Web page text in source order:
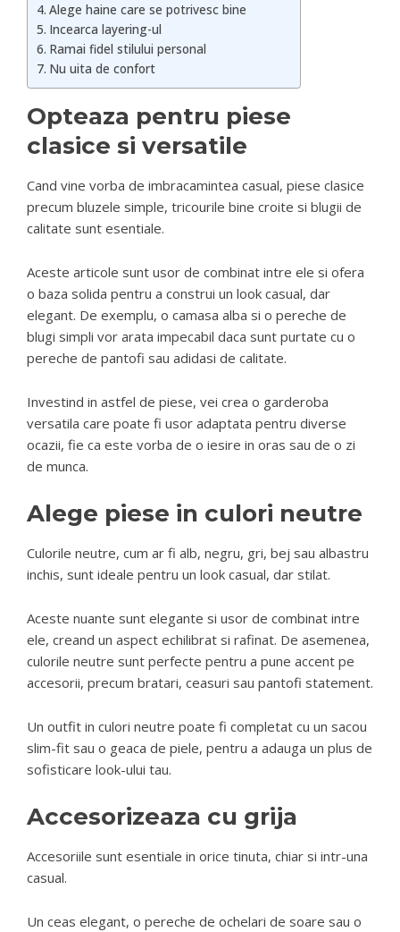
Alege haine care se potrivesc bine
Incearca layering-ul
Ramai fidel stilului personal
Nu uita de confort
Opteaza pentru piese
clasice si versatile
Cand vine vorba de imbracamintea casual, piese clasice
precum bluzele simple, tricourile bine croite si blugii de
calitate sunt esentiale.
Aceste articole sunt usor de combinat intre ele si ofera
o baza solida pentru a construi un look casual, dar
elegant. De exemplu, o camasa alba si o pereche de
blugi simpli vor arata impecabil daca sunt purtate cu o
pereche de pantofi sau adidasi de calitate.
Investind in astfel de piese, vei crea o garderoba
versatila care poate fi usor adaptata pentru diverse
ocazii, fie ca este vorba de o iesire in oras sau de o zi
de munca.
Alege piese in culori neutre
Culorile neutre, cum ar fi alb, negru, gri, bej sau albastru
inchis, sunt ideale pentru un look casual, dar stilat.
Aceste nuante sunt elegante si usor de combinat intre
ele, creand un aspect echilibrat si rafinat. De asemenea,
culorile neutre sunt perfecte pentru a pune accent pe
accesorii, precum bratari, ceasuri sau pantofi statement.
Un outfit in culori neutre poate fi completat cu un sacou
slim-fit sau o geaca de piele, pentru a adauga un plus de
sofisticare look-ului tau.
Accesorizeaza cu grija
Accesoriile sunt esentiale in orice tinuta, chiar si intr-una
casual.
Un ceas elegant, o pereche de ochelari de soare sau o